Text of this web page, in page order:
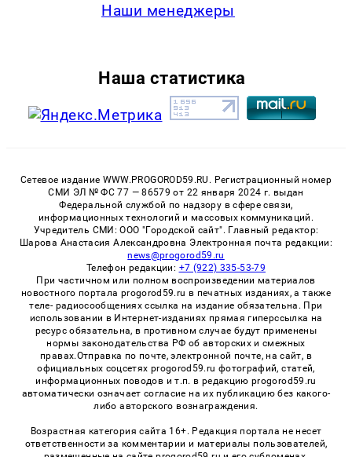
Наши менеджеры
Наша статистика
Сетевое издание WWW.PROGOROD59.RU. Регистрационный номер
СМИ ЭЛ № ФС 77 — 86579 от 22 января 2024 г. выдан
Федеральной службой по надзору в сфере связи,
информационных технологий и массовых коммуникаций.
Учредитель СМИ: ООО "Городской сайт". Главный редактор:
Шарова Анастасия Александровна Электронная почта редакции:
news@progorod59.ru
Телефон редакции: +7 (922) 335-53-79
При частичном или полном воспроизведении материалов
новостного портала progorod59.ru в печатных изданиях, а также
теле- радиосообщениях ссылка на издание обязательна. При
использовании в Интернет-изданиях прямая гиперссылка на
ресурс обязательна, в противном случае будут применены
нормы законодательства РФ об авторских и смежных
правах.Отправка по почте, электронной почте, на сайт, в
официальных соцсетях progorod59.ru фотографий, статей,
информационных поводов и т.п. в редакцию progorod59.ru
автоматически означает согласие на их публикацию без какого-
либо авторского вознаграждения.
Возрастная категория сайта 16+. Редакция портала не несет
ответственности за комментарии и материалы пользователей,